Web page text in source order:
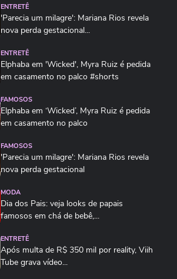
ENTRETÊ
'Parecia um milagre': Mariana Rios revela
nova perda gestacional...
ENTRETÊ
Elphaba em 'Wicked', Myra Ruiz é pedida
em casamento no palco #shorts
FAMOSOS
Elphaba em ‘Wicked’, Myra Ruiz é pedida
em casamento no palco
FAMOSOS
'Parecia um milagre': Mariana Rios revela
nova perda gestacional
MODA
Dia dos Pais: veja looks de papais
famosos em chá de bebê,...
ENTRETÊ
Após multa de R$ 350 mil por reality, Viih
Tube grava vídeo...